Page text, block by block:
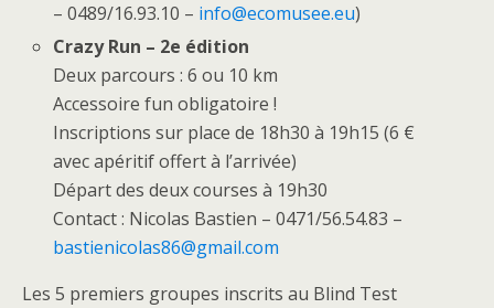
– 0489/16.93.10 – info@ecomusee.eu)
Crazy Run – 2e édition
Deux parcours : 6 ou 10 km
Accessoire fun obligatoire !
Inscriptions sur place de 18h30 à 19h15 (6 €
avec apéritif offert à l’arrivée)
Départ des deux courses à 19h30
Contact : Nicolas Bastien – 0471/56.54.83 –
bastienicolas86@gmail.com
Les 5 premiers groupes inscrits au Blind Test